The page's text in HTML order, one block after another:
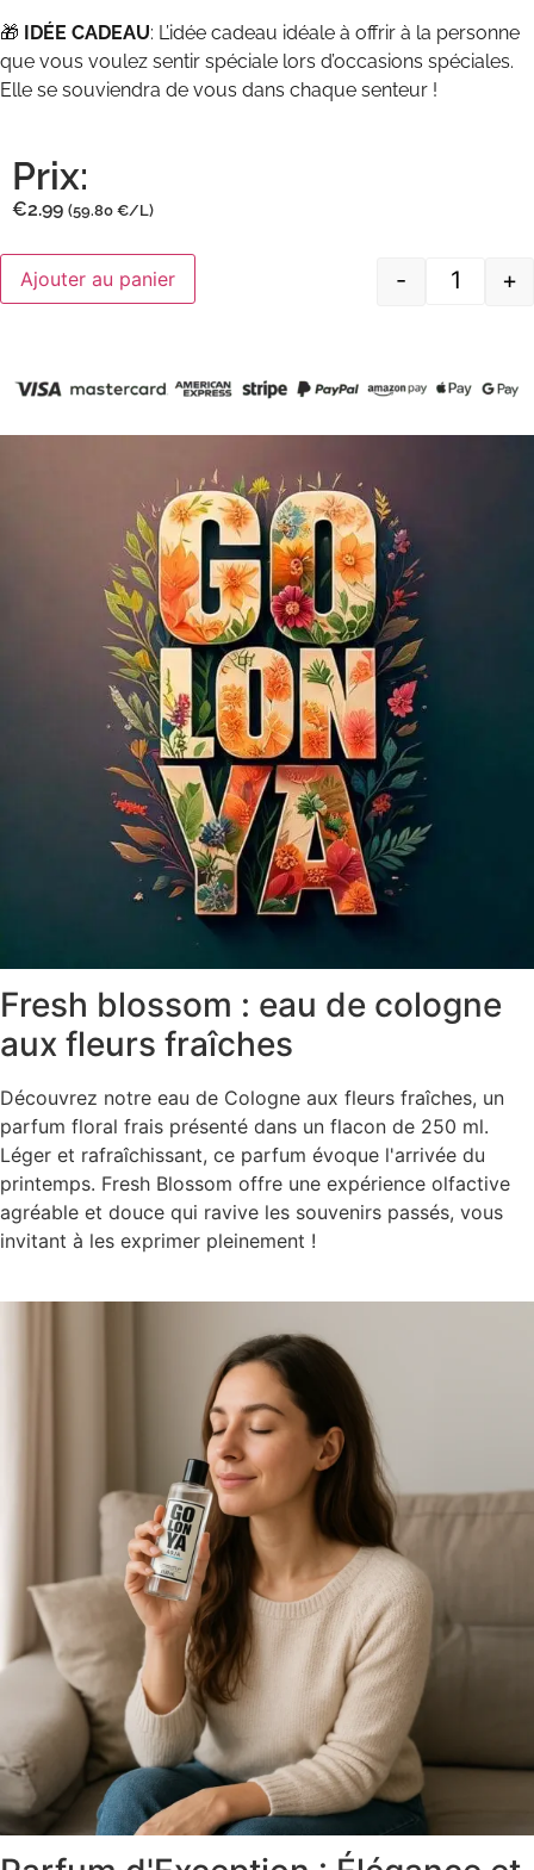
🎁 IDÉE CADEAU: L’idée cadeau idéale à offrir à la personne
que vous voulez sentir spéciale lors d’occasions spéciales.
Elle se souviendra de vous dans chaque senteur !
Prix:
€2.99 (59.80 €/L)
- +
Ajouter au panier
Fresh blossom : eau de cologne
aux fleurs fraîches
Découvrez notre eau de Cologne aux fleurs fraîches, un
parfum floral frais présenté dans un flacon de 250 ml.
Léger et rafraîchissant, ce parfum évoque l'arrivée du
printemps. Fresh Blossom offre une expérience olfactive
agréable et douce qui ravive les souvenirs passés, vous
invitant à les exprimer pleinement !